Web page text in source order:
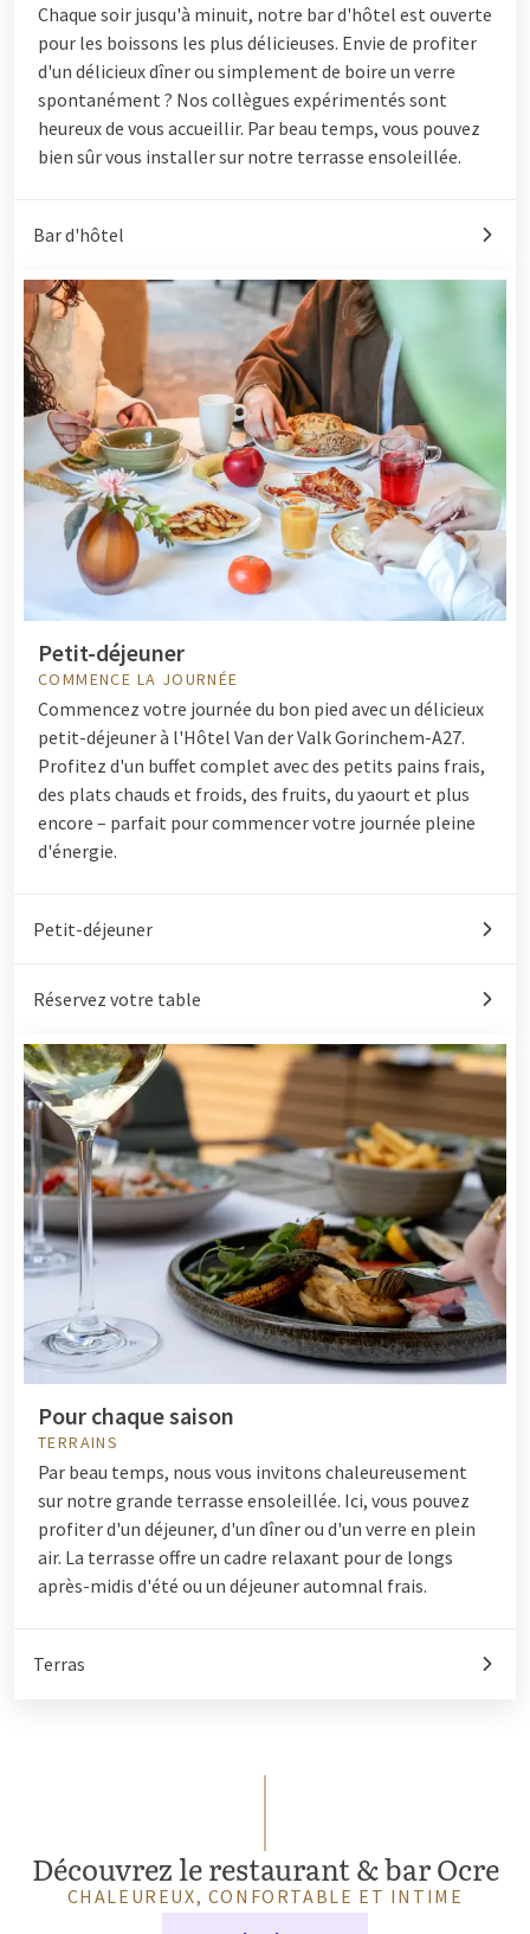
Chaque soir jusqu'à minuit, notre bar d'hôtel est ouverte
pour les boissons les plus délicieuses. Envie de profiter
d'un délicieux dîner ou simplement de boire un verre
spontanément ? Nos collègues expérimentés sont
heureux de vous accueillir. Par beau temps, vous pouvez
bien sûr vous installer sur notre terrasse ensoleillée.
Bar d'hôtel
Petit-déjeuner
COMMENCE LA JOURNÉE
Commencez votre journée du bon pied avec un délicieux
petit-déjeuner à l'Hôtel Van der Valk Gorinchem-A27.
Profitez d'un buffet complet avec des petits pains frais,
des plats chauds et froids, des fruits, du yaourt et plus
encore – parfait pour commencer votre journée pleine
d'énergie.
Petit-déjeuner
Réservez votre table
Pour chaque saison
TERRAINS
Par beau temps, nous vous invitons chaleureusement
sur notre grande terrasse ensoleillée. Ici, vous pouvez
profiter d'un déjeuner, d'un dîner ou d'un verre en plein
air. La terrasse offre un cadre relaxant pour de longs
après-midis d'été ou un déjeuner automnal frais.
Terras
Découvrez le restaurant & bar Ocre
CHALEUREUX, CONFORTABLE ET INTIME